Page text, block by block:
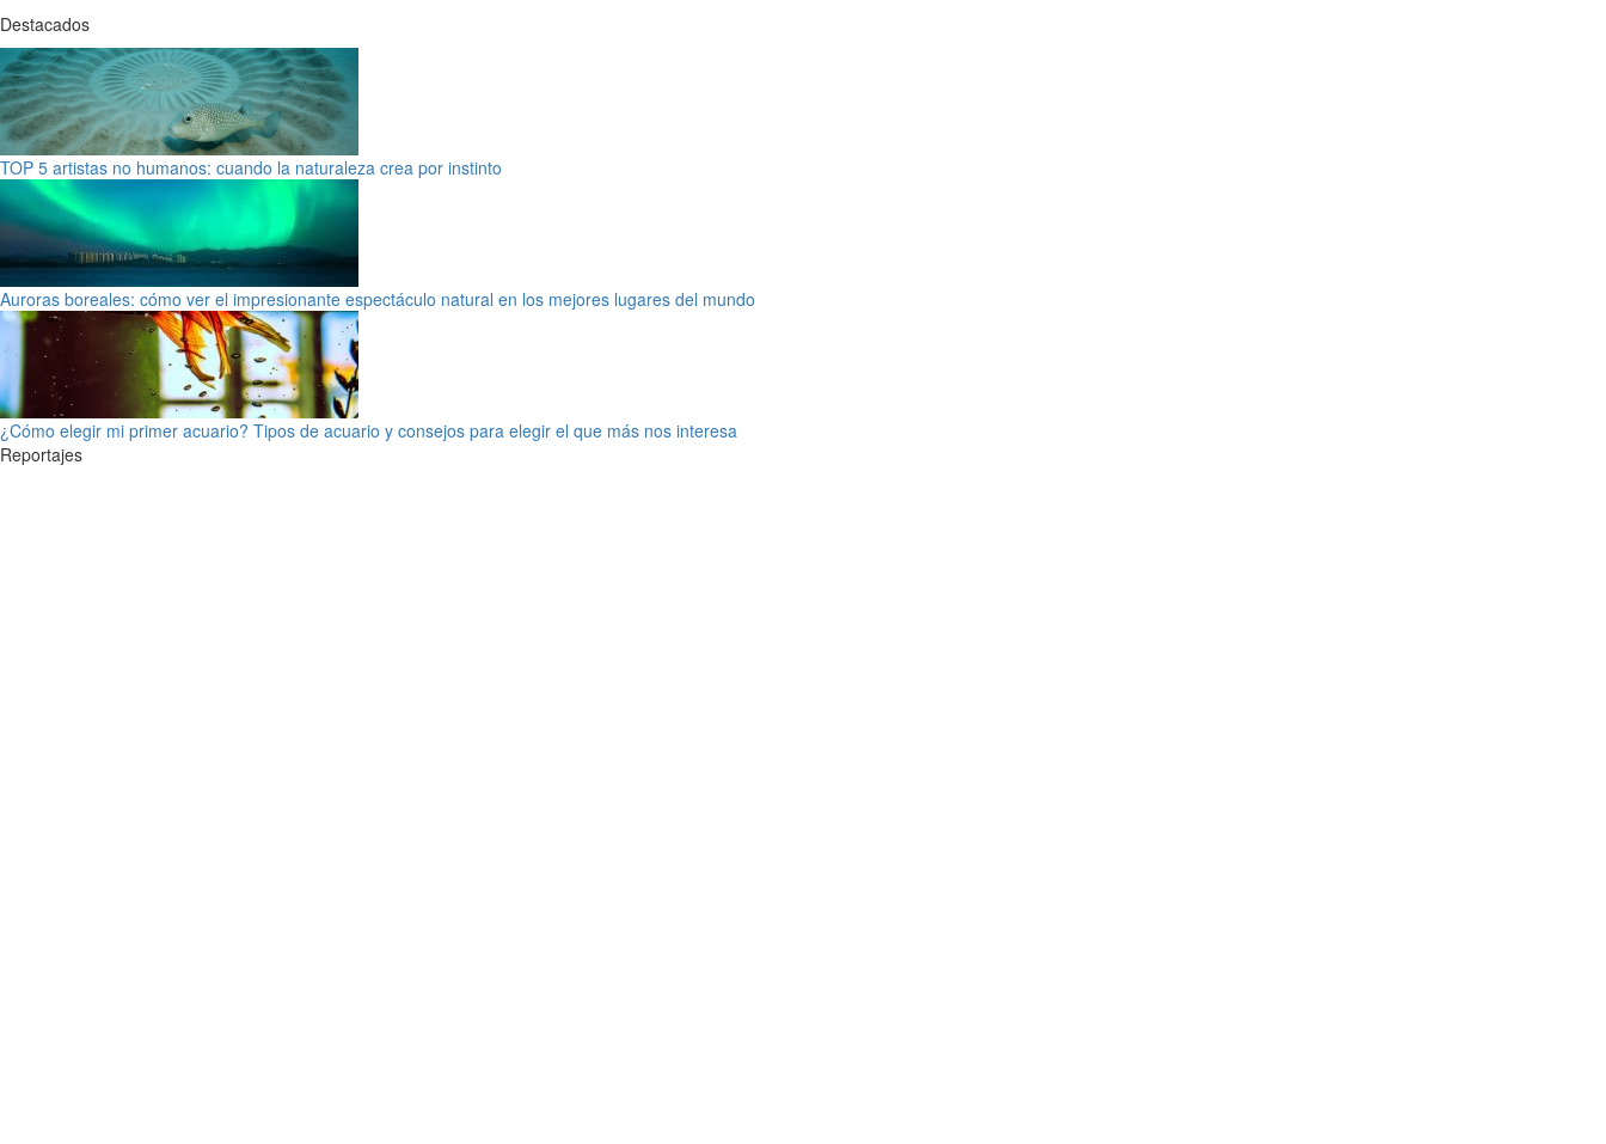
Destacados
TOP 5 artistas no humanos: cuando la naturaleza crea por instinto
Auroras boreales: cómo ver el impresionante espectáculo natural en los mejores lugares del mundo
¿Cómo elegir mi primer acuario? Tipos de acuario y consejos para elegir el que más nos interesa
Reportajes